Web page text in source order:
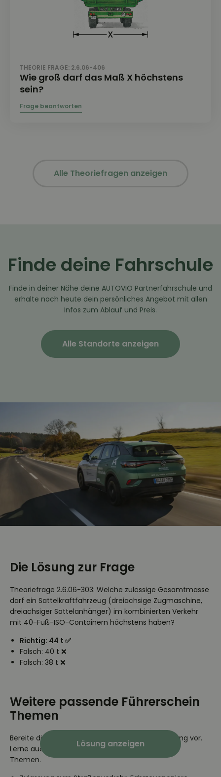
Lösung anzeigen
THEORIE FRAGE: 2.6.06-406
Wie groß darf das Maß X höchstens
sein?
Alle Theoriefragen anzeigen
Finde deine Fahrschule
Finde in deiner Nähe deine AUTOVIO Partnerfahrschule und
erhalte noch heute dein persönliches Angebot mit allen
Infos zum Ablauf und Preis.
Alle Standorte anzeigen
Die Lösung zur Frage
Theoriefrage 2.6.06-303: Welche zulässige Gesamtmasse
darf ein Sattelkraftfahrzeug (dreiachsige Zugmaschine,
dreiachsiger Sattelanhänger) im kombinierten Verkehr
mit 40-Fuß-ISO-Containern höchstens haben?
Richtig: 44 t ✅
Falsch: 40 t ❌
Falsch: 38 t ❌
Weitere passende Führerschein
Themen
Bereite dich auf deine Führerschein Theorieprüfung vor.
Lerne auch die Theoriefragen weiterer passender
Themen.